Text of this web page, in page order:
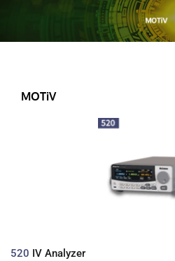
MOTiV
520 IV Analyzer